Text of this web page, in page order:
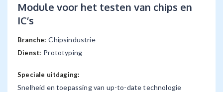
Module voor het testen van chips en
IC’s
Branche: Chipsindustrie
Dienst: Prototyping
Speciale uitdaging:
Snelheid en toepassing van up-to-date technologie